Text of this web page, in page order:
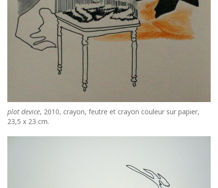
plot device, 2010, crayon, feutre et crayon couleur sur papier,
23,5 x 23 cm.